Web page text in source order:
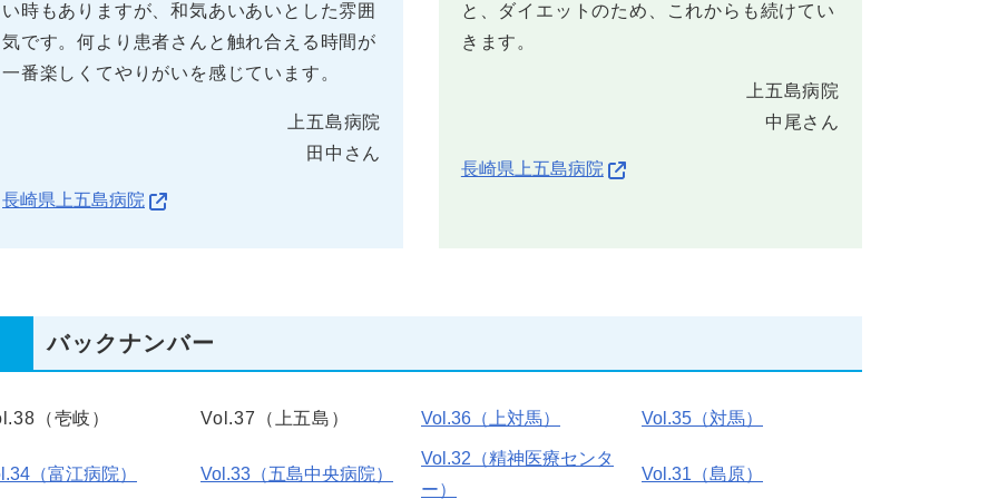
い時もありますが、和気あいあいとした雰囲
気です。何より患者さんと触れ合える時間が
一番楽しくてやりがいを感じています。
上五島病院
田中さん
長崎県上五島病院
と、ダイエットのため、これからも続けてい
きます。
上五島病院
中尾さん
長崎県上五島病院
バックナンバー
（壱岐） Vol.37（上五島） Vol.36（上対馬） Vol.35（対馬）
（富江病院） Vol.33（五島中央病院）
Vol.32（精神医療センタ
ー）
Vol.31（島原）